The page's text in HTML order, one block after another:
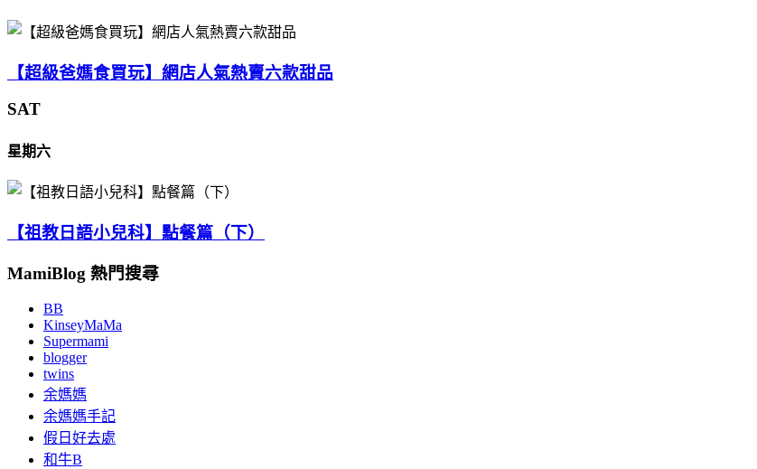
【超級爸媽食買玩】網店人氣熱賣六款甜品
SAT
星期六
【祖教日語小兒科】點餐篇（下）
MamiBlog 熱門搜尋
BB
KinseyMaMa
Supermami
blogger
twins
余媽媽
余媽媽手記
假日好去處
和牛B